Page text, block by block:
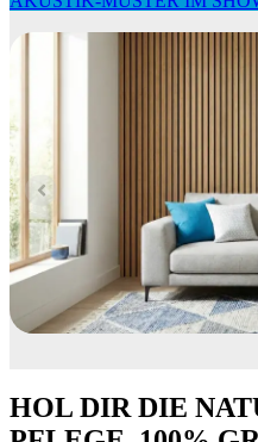
HOL DIR DIE